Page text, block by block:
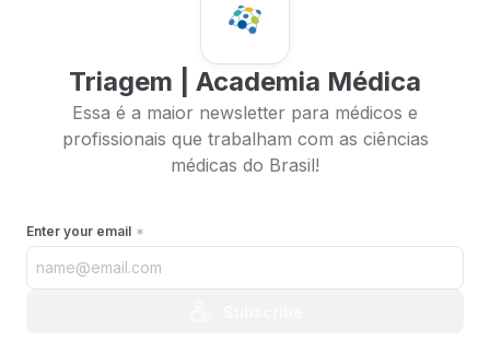
Triagem | Academia Médica
Essa é a maior newsletter para médicos e
profissionais que trabalham com as ciências
médicas do Brasil!
Enter your email